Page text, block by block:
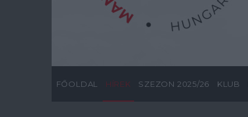
FŐOLDAL HÍREK SZEZON 2025/26 KLUB